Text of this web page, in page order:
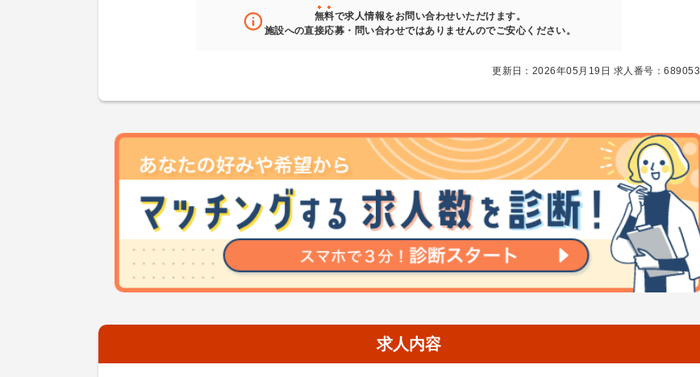
無料で求人情報をお問い合わせいただけます。
施設への直接応募・問い合わせではありませんのでご安心ください。
更新日：2026年05月19日 求人番号：689053
求人内容